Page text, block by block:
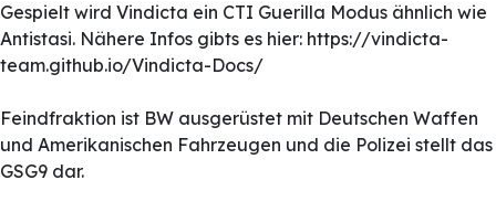
Gespielt wird Vindicta ein CTI Guerilla Modus ähnlich wie
Antistasi. Nähere Infos gibts es hier: https://vindicta-
team.github.io/Vindicta-Docs/
Feindfraktion ist BW ausgerüstet mit Deutschen Waffen
und Amerikanischen Fahrzeugen und die Polizei stellt das
GSG9 dar.